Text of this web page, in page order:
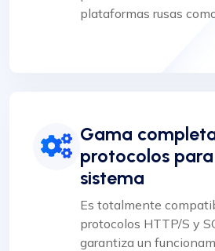
plataformas rusas
Gama
protocolos
sistema
Es totalmente
protocolos HTTP/S y
garantiza un